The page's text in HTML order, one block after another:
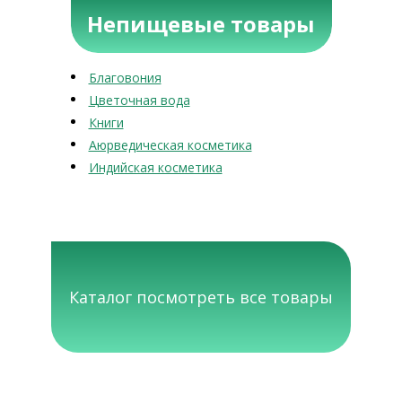
Непищевые товары
Благовония
Цветочная вода
Книги
Аюрведическая косметика
Индийская косметика
Каталог посмотреть все товары